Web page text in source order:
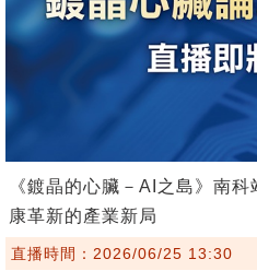
《鍍晶的心臟－AI之島》南
康革新的產業新局
直播時間：2026/06/25 13:30